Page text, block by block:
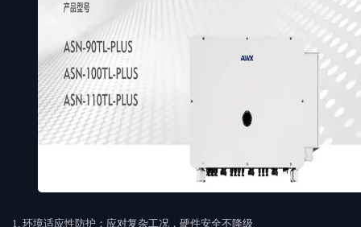
1. 环境适应性防护：应对复杂工况，硬件安全不降级